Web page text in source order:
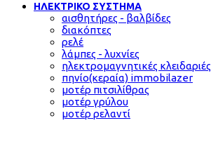
ΗΛΕΚΤΡΙΚΟ ΣΥΣΤΗΜΑ
αισθητήρες - βαλβίδες
διακόπτες
ρελέ
λάμπες - λυχνίες
ηλεκτρομαγνητικές κλειδαριές
πηνίο(κεραία) immobilazer
μοτέρ πιτσιλίθρας
μοτέρ γρύλου
μοτέρ ρελαντί